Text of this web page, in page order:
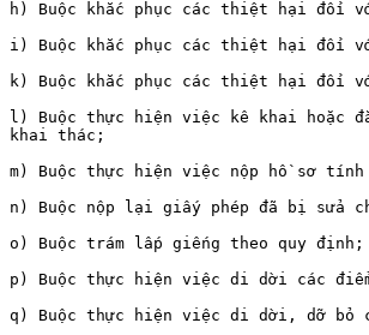
h) Buộc khắc phục các thiệt hại đối
i) Buộc khắc phục các thiệt hại đối
k) Buộc khắc phục các thiệt hại đối
l) Buộc thực hiện việc kê khai hoặc
khai thác;
m) Buộc thực hiện việc nộp hồ sơ
n) Buộc nộp lại giấy phép đã bị sửa
o) Buộc trám lấp giếng theo quy định;
p) Buộc thực hiện việc di dời các
q) Buộc thực hiện việc di dời, dỡ bỏ